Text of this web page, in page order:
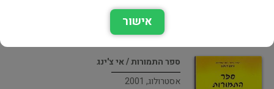
ספר התמורות / אי צ'ינג
אסטרולוג, 2001
אישור